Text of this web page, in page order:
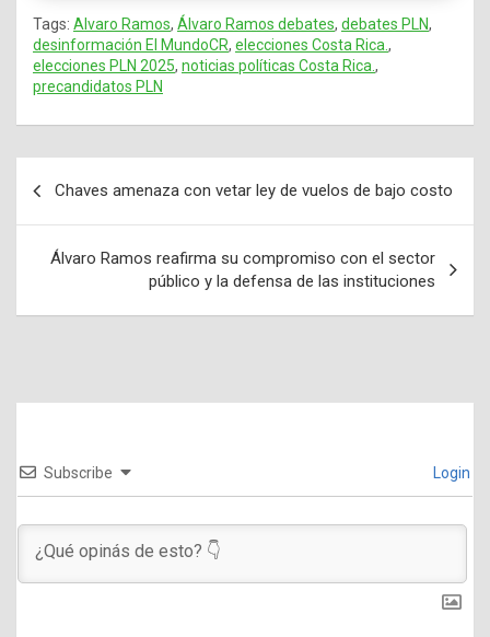
Tags: Alvaro Ramos, Álvaro Ramos debates, debates PLN,
desinformación El MundoCR, elecciones Costa Rica.,
elecciones PLN 2025, noticias políticas Costa Rica.,
precandidatos PLN
Navegación
de
Chaves amenaza con vetar ley de vuelos de bajo costo
Álvaro Ramos reafirma su compromiso con el sector
público y la defensa de las instituciones
Subscribe Login